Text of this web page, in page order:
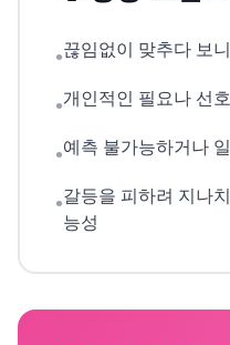
•끊임없이 맞추다 보
•개인적인 필요나 선
•예측 불가능하거나
•갈등을 피하려 지나
능성